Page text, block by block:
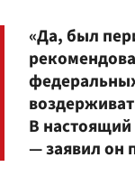
«Да, был
В настоящий
— заявил он